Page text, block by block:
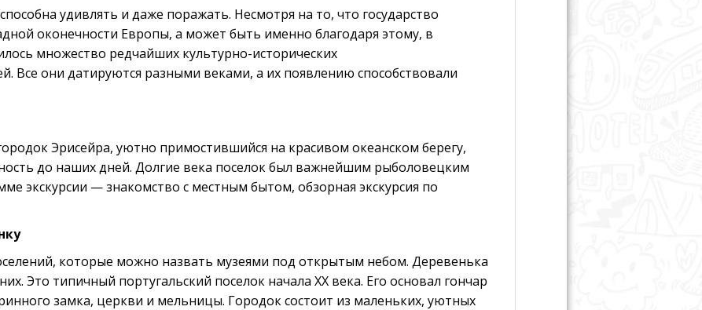
удивлять и даже поражать. Несмотря на то, что государство
оконечности Европы, а может быть именно благодаря этому, в
множество редчайших культурно-исторических
Все они датируются разными веками, а их появлению способствовали
Эрисейра, уютно примостившийся на красивом океанском берегу,
до наших дней. Долгие века поселок был важнейшим рыболовецким
экскурсии — знакомство с местным бытом, обзорная экскурсия по
которые можно назвать музеями под открытым небом. Деревенька
Это типичный португальский поселок начала XX века. Его основал гончар
замка, церкви и мельницы. Городок состоит из маленьких, уютных